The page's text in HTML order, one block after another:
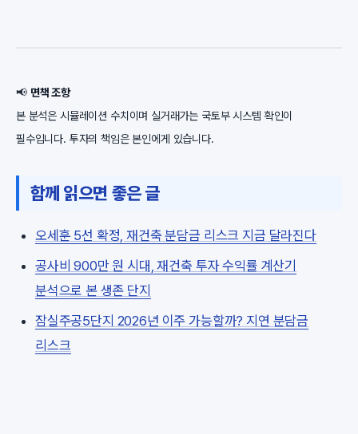
📢 면책 조항
본 분석은 시뮬레이션 수치이며 실거래가는 국토부 시스템 확인이
필수입니다. 투자의 책임은 본인에게 있습니다.
함께 읽으면 좋은 글
오세훈 5선 확정, 재건축 분담금 리스크 지금 달라진다
공사비 900만 원 시대, 재건축 투자 수익률 계산기
분석으로 본 생존 단지
잠실주공5단지 2026년 이주 가능할까? 지연 분담금
리스크